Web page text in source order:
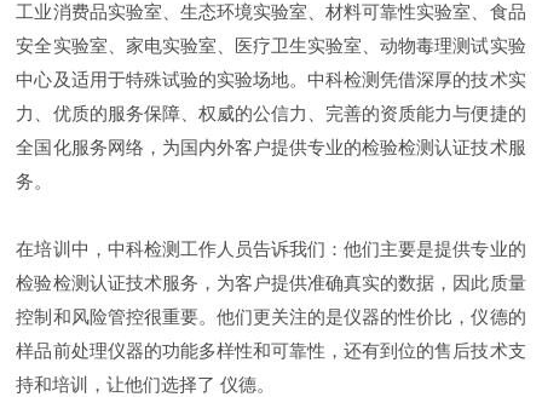
工业消费品实验室、生态环境实验室、材料可靠性实验室、食品
安全实验室、家电实验室、医疗卫生实验室、动物毒理测试实验
中心及适用于特殊试验的实验场地。中科检测凭借深厚的技术实
力、优质的服务保障、权威的公信力、完善的资质能力与便捷的
全国化服务网络，为国内外客户提供专业的检验检测认证技术服
务。
在培训中，中科检测工作人员告诉我们：他们主要是提供专业的
检验检测认证技术服务，为客户提供准确真实的数据，因此质量
控制和风险管控很重要。他们更关注的是仪器的性价比，仪德的
样品前处理仪器的功能多样性和可靠性，还有到位的售后技术支
持和培训，让他们选择了 仪德。